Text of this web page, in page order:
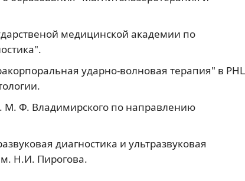
медицинской академии по
ударно-волновая терапия" в
Ф. Владимирского по направлению
диагностика и ультразвуковая
Н.И. Пирогова.